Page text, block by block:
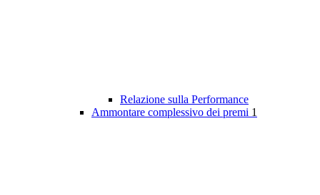
Relazione sulla Performance
Ammontare complessivo dei premi 1